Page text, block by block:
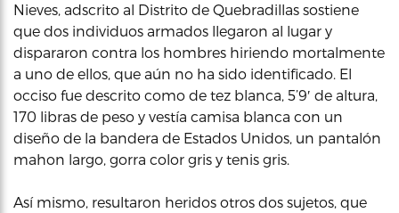
Nieves, adscrito al Distrito de Quebradillas sostiene
que dos individuos armados llegaron al lugar y
dispararon contra los hombres hiriendo mortalmente
a uno de ellos, que aún no ha sido identificado. El
occiso fue descrito como de tez blanca, 5’9′ de altura,
170 libras de peso y vestía camisa blanca con un
diseño de la bandera de Estados Unidos, un pantalón
mahon largo, gorra color gris y tenis gris.
Así mismo, resultaron heridos otros dos sujetos, que